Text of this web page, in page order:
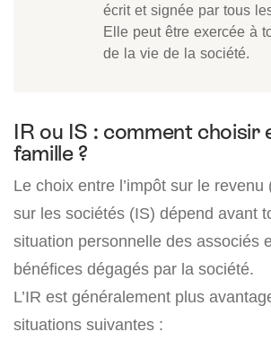
écrit et signée par tous
Elle peut être exercée à
de la vie de la société.
IR ou IS : comment choisir
famille ?
Le choix entre l’impôt sur le revenu
sur les sociétés (IS) dépend avant
situation personnelle des associés
bénéfices dégagés par la société.
L’IR est généralement plus
situations suivantes :